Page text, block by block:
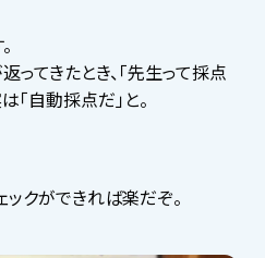
てきたとき、「先生って採点
「自動採点だ」と。
クができれば楽だぞ。